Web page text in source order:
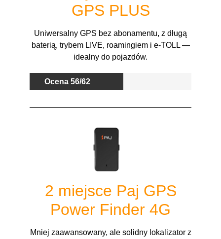
GPS PLUS
Uniwersalny GPS bez abonamentu, z długą
baterią, trybem LIVE, roamingiem i e-TOLL —
idealny do pojazdów.
Ocena 56/62
2 miejsce Paj GPS
Power Finder 4G
Mniej zaawansowany, ale solidny lokalizator z